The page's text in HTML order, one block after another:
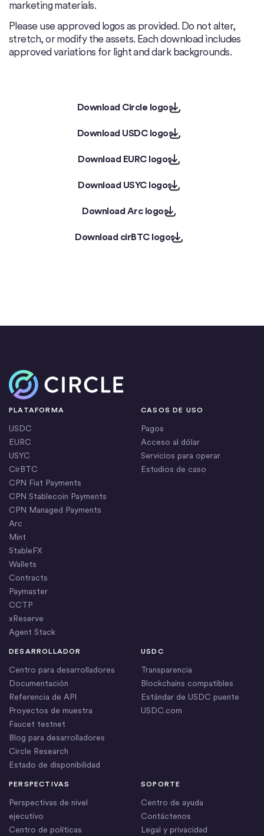
marketing materials.
Please use approved logos as provided. Do not alter,
stretch, or modify the assets. Each download includes
approved variations for light and dark backgrounds.
Download Circle logos
Download USDC logos
Download EURC logos
Download USYC logos
Download Arc logos
Download cirBTC logos
Inicio
PLATAFORMA
USDC
EURC
USYC
CirBTC
CPN Fiat Payments
CPN Stablecoin Payments
CPN Managed Payments
Arc
Mint
StableFX
Wallets
Contracts
Paymaster
CCTP
xReserve
Agent Stack
CASOS DE USO
Pagos
Acceso al dólar
Servicios para operar
Estudios de caso
DESARROLLADOR
Centro para desarrolladores
Documentación
Referencia de API
Proyectos de muestra
Faucet testnet
Blog para desarrolladores
Circle Research
Estado de disponibilidad
USDC
Transparencia
Blockchains compatibles
Estándar de USDC puente
USDC.com
PERSPECTIVAS
Perspectivas de nivel
ejecutivo
Centro de políticas
SOPORTE
Centro de ayuda
Contáctenos
Legal y privacidad